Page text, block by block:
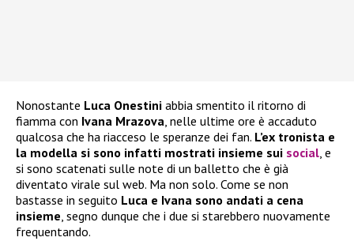
Nonostante Luca Onestini abbia smentito il ritorno di
fiamma con Ivana Mrazova, nelle ultime ore è accaduto
qualcosa che ha riacceso le speranze dei fan. L’ex tronista e
la modella si sono infatti mostrati insieme sui social, e
si sono scatenati sulle note di un balletto che è già
diventato virale sul web. Ma non solo. Come se non
bastasse in seguito Luca e Ivana sono andati a cena
insieme, segno dunque che i due si starebbero nuovamente
frequentando.